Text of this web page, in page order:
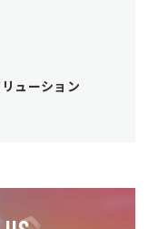
ューション